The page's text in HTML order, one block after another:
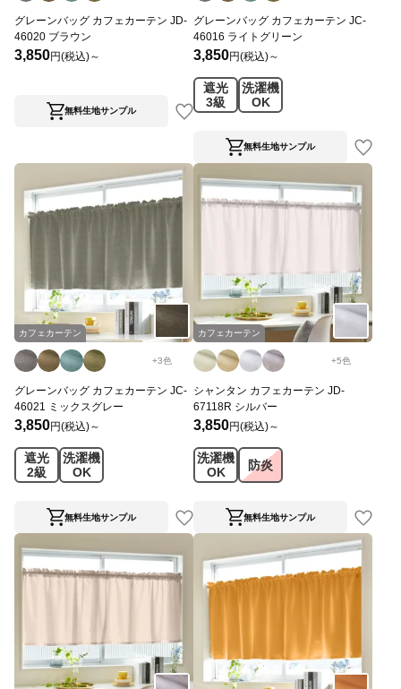
グレーンバッグ カフェカーテン JD-
46020 ブラウン
3,850円(税込)～
無料生地サンプル
グレーンバッグ カフェカーテン JC-
46016 ライトグリーン
3,850円(税込)～
遮光
3級
洗濯機
OK
無料生地サンプル
カフェカーテン
+3色
グレーンバッグ カフェカーテン JC-
46021 ミックスグレー
3,850円(税込)～
遮光
2級
洗濯機
OK
無料生地サンプル
カフェカーテン
+5色
シャンタン カフェカーテン JD-
67118R シルバー
3,850円(税込)～
洗濯機
OK
防炎
無料生地サンプル